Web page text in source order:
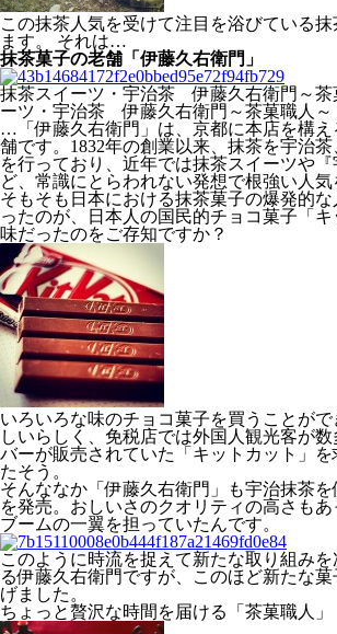
この抹茶人気を受けて注目を浴びている抹
ます。 それは…
抹茶菓子の老舗「伊藤久右衛門」
抹茶スイーツ・宇治茶 伊藤久右衛門～茶
ーツ・宇治茶 伊藤久右衛門～茶菓職人～
…「伊藤久右衛門」は、京都に本店を構
舗です。1832年の創業以来、抹茶を宇治
を行っており、近年では抹茶スイーツや
ど、常識にとらわれない発想で根強い人気
そもそも日本における抹茶菓子の爆発的
ったのが、日本人の国民的チョコ菓子「
味だったのをご存知ですか？
いろいろな味のチョコ菓子を買うことが
しいらしく、免税店では外国人観光客が
バーが販売されていた「キットカット」
たそう。
そんななか「伊藤久右衛門」も宇治抹茶を
を発売。おしいさのクオリティの高さも
ブームの一翼を担っていたんです。
このように時流を捉えて新たな取り組み
る伊藤久右衛門ですが、このほど新たな
げました。
ちょっと贅沢な時間を届ける「茶菓職人」